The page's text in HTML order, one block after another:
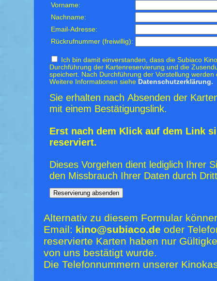
Vorname:
Nachname:
Email-Adresse:
Rückrufnummer (freiwillig):
Ich bin damit einverstanden, dass die Subiaco
Durchführung der Kartenreservierung und die
speichert. Nach Durchführung der Vorstellung
Weitere Informationen siehe Datenschutzerklärung.
Sie erhalten nach Absenden der
mit einem Bestätigungslink.
Erst nach dem Klick auf dem Link
reserviert.
Dieses Vorgehen dient lediglich Ihrer
den Missbrauch Ihrer Daten durch
Alternativ zu diesem Formular
Email: kino@subiaco.de oder
reservierte Karten haben nur
von uns bestätigt wurde.
Die Telefonnummern unserer